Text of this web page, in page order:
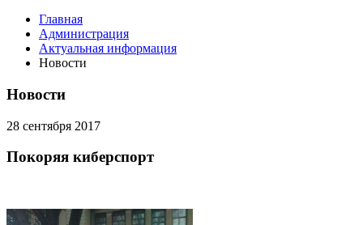
Главная
Администрация
Актуальная информация
Новости
Новости
28 сентября 2017
Покоряя киберспорт